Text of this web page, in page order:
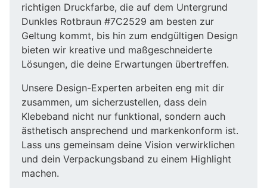
richtigen Druckfarbe, die auf dem Untergrund
Dunkles Rotbraun #7C2529 am besten zur
Geltung kommt, bis hin zum endgültigen Design
bieten wir kreative und maßgeschneiderte
Lösungen, die deine Erwartungen übertreffen.
Unsere Design-Experten arbeiten eng mit dir
zusammen, um sicherzustellen, dass dein
Klebeband nicht nur funktional, sondern auch
ästhetisch ansprechend und markenkonform ist.
Lass uns gemeinsam deine Vision verwirklichen
und dein Verpackungsband zu einem Highlight
machen.